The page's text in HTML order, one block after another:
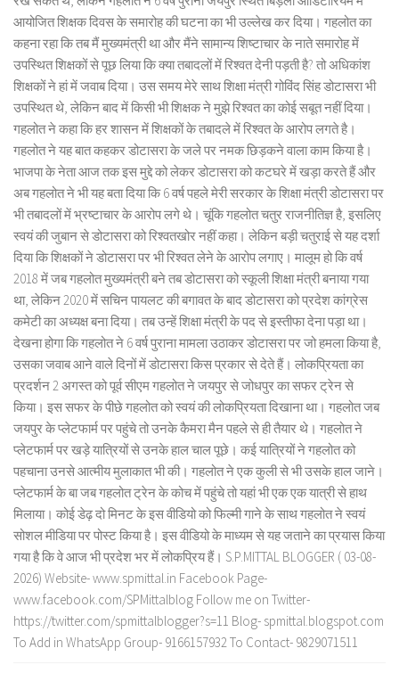
आयोजित शिक्षक दिवस के समारोह की घटना का भी उल्लेख कर दिया। गहलोत का
कहना रहा कि तब मैं मुख्यमंत्री था और मैंने सामान्य शिष्टाचार के नाते समारोह में
उपस्थित शिक्षकों से पूछ लिया कि क्या तबादलों में रिश्वत देनी पड़ती है? तो अधिकांश
शिक्षकों ने हां में जवाब दिया। उस समय मेरे साथ शिक्षा मंत्री गोविंद सिंह डोटासरा भी
उपस्थित थे, लेकिन बाद में किसी भी शिक्षक ने मुझे रिश्वत का कोई सबूत नहीं दिया।
गहलोत ने कहा कि हर शासन में शिक्षकों के तबादले में रिश्वत के आरोप लगते है।
गहलोत ने यह बात कहकर डोटासरा के जले पर नमक छिड़कने वाला काम किया है।
भाजपा के नेता आज तक इस मुद्दे को लेकर डोटासरा को कटघरे में खड़ा करते हैं और
अब गहलोत ने भी यह बता दिया कि 6 वर्ष पहले मेरी सरकार के शिक्षा मंत्री डोटासरा पर
भी तबादलों में भ्रष्टाचार के आरोप लगे थे। चूंकि गहलोत चतुर राजनीतिज्ञ है, इसलिए
स्वयं की जुबान से डोटासरा को रिश्वतखोर नहीं कहा। लेकिन बड़ी चतुराई से यह दर्शा
दिया कि शिक्षकों ने डोटासरा पर भी रिश्वत लेने के आरोप लगाए। मालूम हो कि वर्ष
2018 में जब गहलोत मुख्यमंत्री बने तब डोटासरा को स्कूली शिक्षा मंत्री बनाया गया
था, लेकिन 2020 में सचिन पायलट की बगावत के बाद डोटासरा को प्रदेश कांग्रेस
कमेटी का अध्यक्ष बना दिया। तब उन्हें शिक्षा मंत्री के पद से इस्तीफा देना पड़ा था।
देखना होगा कि गहलोत ने 6 वर्ष पुराना मामला उठाकर डोटासरा पर जो हमला किया है,
उसका जवाब आने वाले दिनों में डोटासरा किस प्रकार से देते हैं। लोकप्रियता का
प्रदर्शन 2 अगस्त को पूर्व सीएम गहलोत ने जयपुर से जोधपुर का सफर ट्रेन से
किया। इस सफर के पीछे गहलोत को स्वयं की लोकप्रियता दिखाना था। गहलोत जब
जयपुर के प्लेटफार्म पर पहुंचे तो उनके कैमरा मैन पहले से ही तैयार थे। गहलोत ने
प्लेटफार्म पर खड़े यात्रियों से उनके हाल चाल पूछे। कई यात्रियों ने गहलोत को
पहचाना उनसे आत्मीय मुलाकात भी की। गहलोत ने एक कुली से भी उसके हाल जाने।
प्लेटफार्म के बा जब गहलोत ट्रेन के कोच में पहुंचे तो यहां भी एक एक यात्री से हाथ
मिलाया। कोई डेढ़ दो मिनट के इस वीडियो को फिल्मी गाने के साथ गहलोत ने स्वयं
सोशल मीडिया पर पोस्ट किया है। इस वीडियो के माध्यम से यह जताने का प्रयास किया
गया है कि वे आज भी प्रदेश भर में लोकप्रिय हैं। S.P.MITTAL BLOGGER ( 03-08-
2026) Website- www.spmittal.in Facebook Page-
www.facebook.com/SPMittalblog Follow me on Twitter-
https://twitter.com/spmittalblogger?s=11 Blog- spmittal.blogspot.com
To Add in WhatsApp Group- 9166157932 To Contact- 9829071511